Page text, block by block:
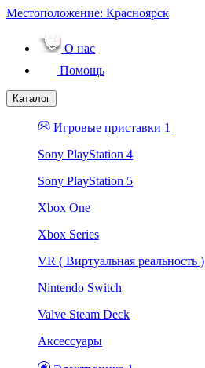
Местоположение: Красноярск
О нас
Помощь
Каталог
Игровые приставки 1
Sony PlayStation 4
Sony PlayStation 5
Xbox One
Xbox Series
VR ( Виртуальная реальность )
Nintendo Switch
Valve Steam Deck
Аксессуары